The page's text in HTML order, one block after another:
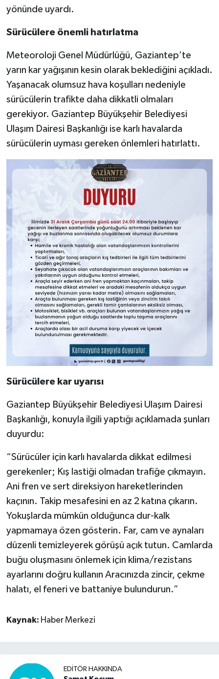
yönünde uyardı.
Sürücülere önemli hatırlatma
Meteoroloji Genel Müdürlüğü, Gaziantep’te
yarın kar yağışının kesin olarak beklediğini açıkladı.
Yaşanacak olumsuz hava koşulları nedeniyle
sürücülerin trafikte daha dikkatli olmaları
gerekiyor. Gaziantep Büyükşehir Belediyesi
Ulaşım Dairesi Başkanlığı ise karlı havalarda
sürücülerin uyması gereken önlemleri hatırlattı.
Sürücülere kar uyarısı
Gaziantep Büyükşehir Belediyesi Ulaşım Dairesi
Başkanlığı, konuyla ilgili yaptığı açıklamada şunları
duyurdu:
“Sürücüler için karlı havalarda dikkat edilmesi
gerekenler; Kış lastiği olmadan trafiğe çıkmayın.
Ani fren ve sert direksiyon hareketlerinden
kaçının. Takip mesafesini en az 2 katına çıkarın.
Yokuşlarda mümkün olduğunca dur-kalk
yapmamaya özen gösterin. Far, cam ve aynaları
düzenli temizleyerek görüşü açık tutun. Camlarda
buğu oluşmasını önlemek için klima/rezistans
ayarlarını doğru kullanın Aracınızda zincir, çekme
halatı, el feneri ve battaniye bulundurun.”
Kaynak: Haber Merkezi
EDITÖR HAKKINDA
Yaşam
Yemek